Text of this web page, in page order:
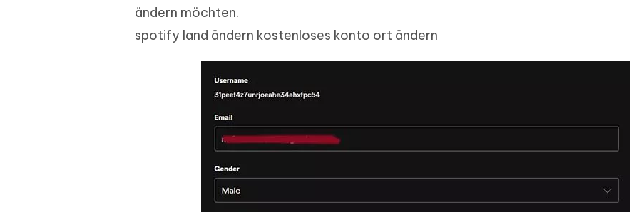
ändern möchten.
spotify land ändern kostenloses konto ort ändern